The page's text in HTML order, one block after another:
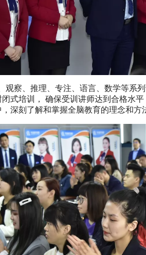
察、推理、专注、语言、数学等系
式培训， 确保受训讲师达到合格水
深刻了解和掌握全脑教育的理念和方